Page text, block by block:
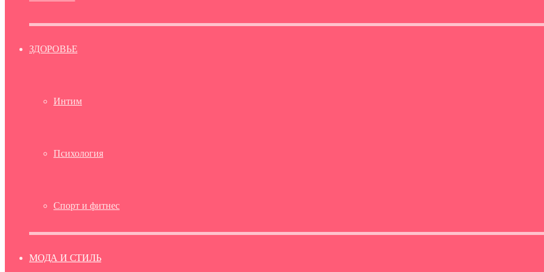
ЗДОРОВЬЕ
Интим
Психология
Спорт и фитнес
МОДА И СТИЛЬ